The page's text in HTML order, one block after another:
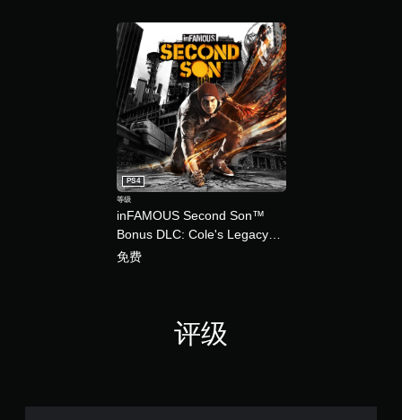
inFAMOUS Second Son™
Bonus DLC: Cole's Legacy
(中英韩文版)
PS4
等级
免费
评级